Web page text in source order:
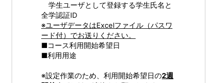
学生ユーザとして登録する学生氏名と
全学認証ID
※ユーザデータはExcelファイル（パスワ
ード付）でお送りください。
■コース利用開始希望日
■利用用途
※設定作業のため、利用開始希望日の2週